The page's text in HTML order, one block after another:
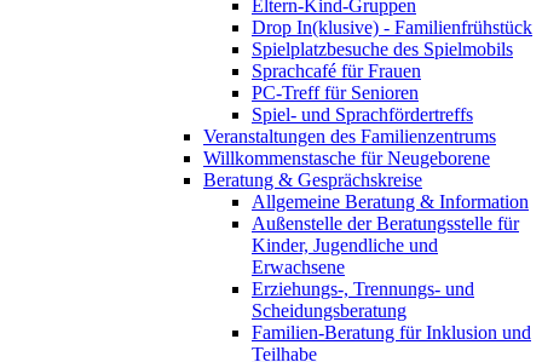
Eltern-Kind-Gruppen
Drop In(klusive) - Familienfrühstück
Spielplatzbesuche des Spielmobils
Sprachcafé für Frauen
PC-Treff für Senioren
Spiel- und Sprachfördertreffs
Veranstaltungen des Familienzentrums
Willkommenstasche für Neugeborene
Beratung & Gesprächskreise
Allgemeine Beratung & Information
Außenstelle der Beratungsstelle für
Kinder, Jugendliche und
Erwachsene
Erziehungs-, Trennungs- und
Scheidungsberatung
Familien-Beratung für Inklusion und
Teilhabe